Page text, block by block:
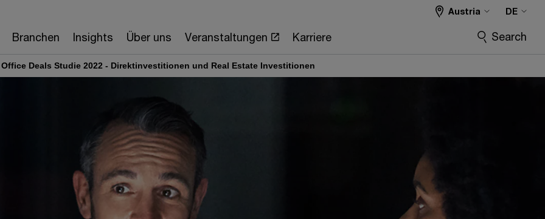
Branchen Insights Über uns Veranstaltungen Karriere
Austria DE
Search
Office Deals Studie 2022 - Direktinvestitionen und Real Estate Investitionen